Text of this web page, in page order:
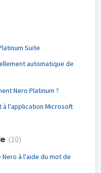
Suite
automatique de
Nero Platinum ?
à l'application Microsoft
10
à l'aide du mot de